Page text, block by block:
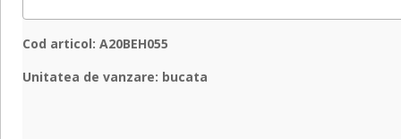
Cod articol: A20BEH055
Unitatea de vanzare: bucata